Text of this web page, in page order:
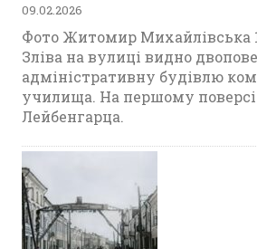
09.02.2026
Фото Житомир Михайлівська
Зліва на вулиці видно
адміністративну будівлю
училища. На першому
Лейбенгарца.